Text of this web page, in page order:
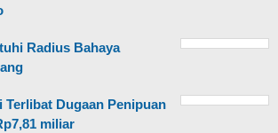
Radius Bahaya
Terlibat Dugaan Penipuan
miliar